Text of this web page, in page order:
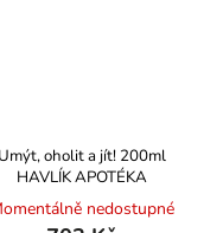
Umýt, oholit a jít! 200ml
HAVLÍK APOTÉKA
nedostupné